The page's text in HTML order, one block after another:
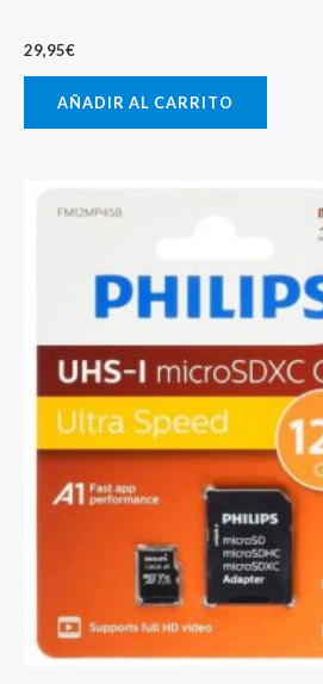
29,95€
AÑADIR AL CARRITO